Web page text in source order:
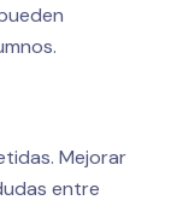
Mejorar
entre